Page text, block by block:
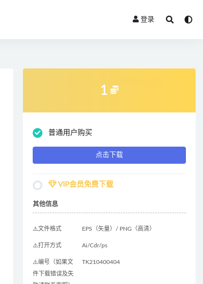
登录
1
普通用户购买
点击下载
VIP会员免费下载
其他信息
⚠️文件格式 EPS（矢量）/ PNG（高清）
⚠️打开方式 Ai/Cdr/ps
⚠️编号（如果文
件下载错误及失
TK210400404